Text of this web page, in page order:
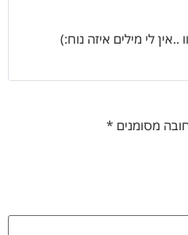
..אין לי מילים איזה נוח:)
מסומנים *